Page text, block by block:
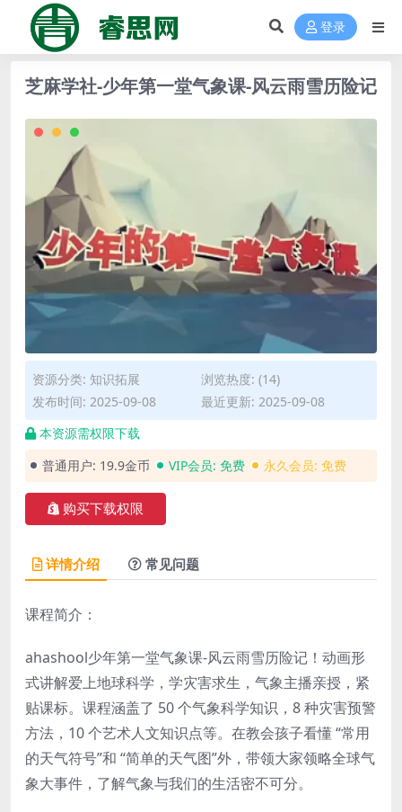
登录
芝麻学社-少年第一堂气象课-风云雨雪历险记
资源分类: 知识拓展
浏览热度: (14)
发布时间: 2025-09-08
最近更新: 2025-09-08
本资源需权限下载
普通用户: 19.9金币 VIP会员: 免费 永久会员: 免费
购买下载权限
详情介绍 常见问题
课程简介：
ahashool少年第一堂气象课-风云雨雪历险记！动画形
式讲解爱上地球科学，学灾害求生，气象主播亲授，紧
贴课标。课程涵盖了 50 个气象科学知识，8 种灾害预警
方法，10 个艺术人文知识点等。在教会孩子看懂 “常用
的天气符号”和 “简单的天气图”外，带领大家领略全球气
象大事件，了解气象与我们的生活密不可分。